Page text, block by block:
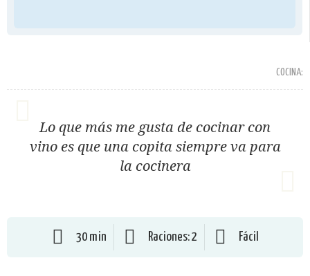
COCINA:
Lo que más me gusta de cocinar con
vino es que una copita siempre va para
la cocinera
30 min Raciones: 2 Fácil